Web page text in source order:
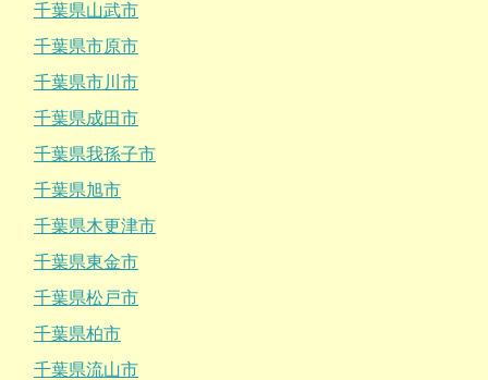
千葉県山武市
千葉県市原市
千葉県市川市
千葉県成田市
千葉県我孫子市
千葉県旭市
千葉県木更津市
千葉県東金市
千葉県松戸市
千葉県柏市
千葉県流山市